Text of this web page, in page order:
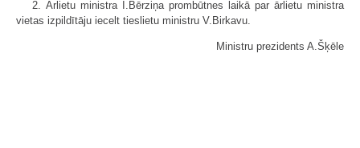
2. Ārlietu ministra I.Bērziņa prombūtnes laikā par ārlietu ministra
vietas izpildītāju iecelt tieslietu ministru V.Birkavu.
Ministru prezidents A.Šķēle